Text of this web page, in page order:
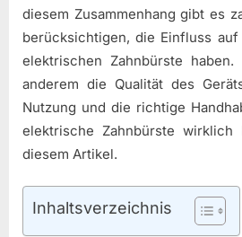
diesem Zusammenhang gibt es
berücksichtigen, die Einfluss
elektrischen Zahnbürste
anderem die Qualität des
Nutzung und die richtige
elektrische Zahnbürste
diesem Artikel.
Inhaltsverzeichnis